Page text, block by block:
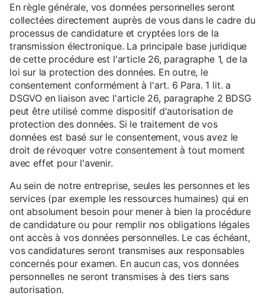
En règle générale, vos données personnelles seront
collectées directement auprès de vous dans le cadre du
processus de candidature et cryptées lors de la
transmission électronique. La principale base juridique
de cette procédure est l'article 26, paragraphe 1, de la
loi sur la protection des données. En outre, le
consentement conformément à l'art. 6 Para. 1 lit. a
DSGVO en liaison avec l'article 26, paragraphe 2 BDSG
peut être utilisé comme dispositif d'autorisation de
protection des données. Si le traitement de vos
données est basé sur le consentement, vous avez le
droit de révoquer votre consentement à tout moment
avec effet pour l'avenir.
Au sein de notre entreprise, seules les personnes et les
services (par exemple les ressources humaines) qui en
ont absolument besoin pour mener à bien la procédure
de candidature ou pour remplir nos obligations légales
ont accès à vos données personnelles. Le cas échéant,
vos candidatures seront transmises aux responsables
concernés pour examen. En aucun cas, vos données
personnelles ne seront transmises à des tiers sans
autorisation.